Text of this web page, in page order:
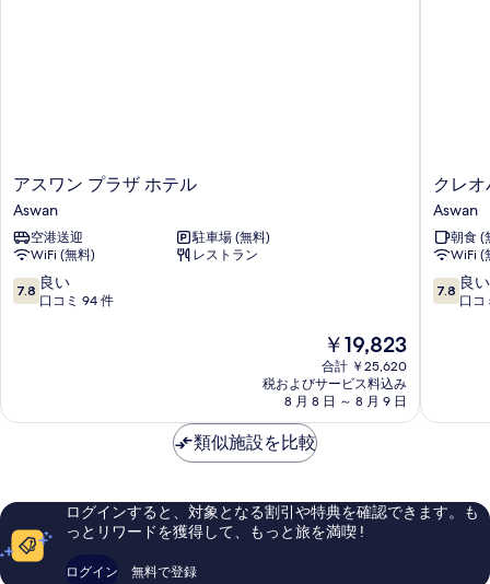
を
表
示
す
る
ア
ス
ワ
ン
プ
ラ
ザ
アスワン プラザ ホテル
Aswan
空港送迎
駐車場 (無料)
WiFi (無料)
レストラン
10
段
口
の
口
7.8 良い
口コミ 94 件
現
在
の
料
金
￥19,823
合計 ￥25,620
税およびサービス料込み
8 月 8 日 ～ 8 月 9 日
ク
レ
オ
パ
ト
ラ
ホ
クレ
Aswan
朝食 (
WiFi (
10
段
口
件
7.8 良い
口コ
類似施設を比較
ログインすると、対象となる割引や特典を確認できます。も
っとリワードを獲得して、もっと旅を満喫 !
ログイン 無料で登録